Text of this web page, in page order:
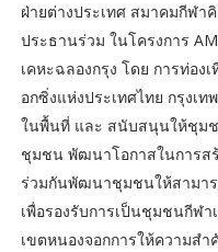
ฝ่ายต่างประเทศ สมาคมกีฬา
ประธานร่วม ในโครงการ
เคหะฉลองกรุง โดย การท่อง
อกซิ่งแห่งประเทศไทย กรุงเ
ในพื้นที่ และ สนับสนุนให้ชุม
ชุมชน พัฒนาโอกาสในการส
ร่วมกันพัฒนาชุมชนให้สามาร
เพื่อรองรับการเป็นชุมชนกีฬา
เขตหนองจอกการให้ความส